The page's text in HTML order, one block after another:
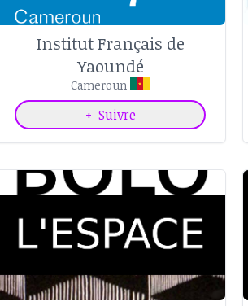
Institut Français de
Yaoundé
Cameroun
+ Suivre